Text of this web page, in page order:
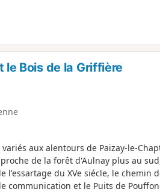
Bois de la Griffière
aux alentours de Paizay-le-
de la forêt d'Aulnay plus au
l'essartage du XVe siécle, le chemin
communication et le Puits de